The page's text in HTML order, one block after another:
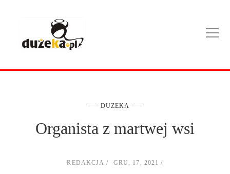
DUZEKA
Organista z martwej wsi
REDAKCJA GRU, 17, 2021